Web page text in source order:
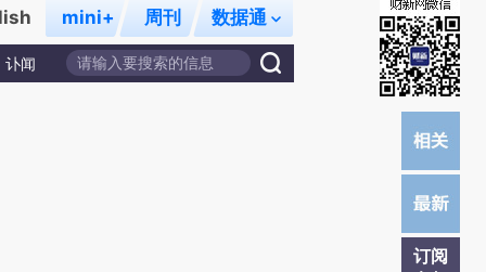
mini+ 周刊 数据通
讣闻
订阅